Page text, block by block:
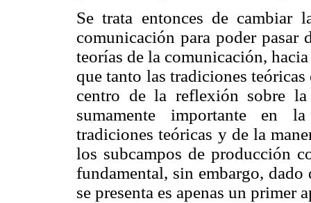
Se trata entonces de
comunicación para poder
teorías de la comunicación,
que tanto las tradiciones
centro de la reflexión sobre
sumamente importante en
tradiciones teóricas y de la
los subcampos de producción
fundamental, sin embargo, dado
se presenta es apenas un primer